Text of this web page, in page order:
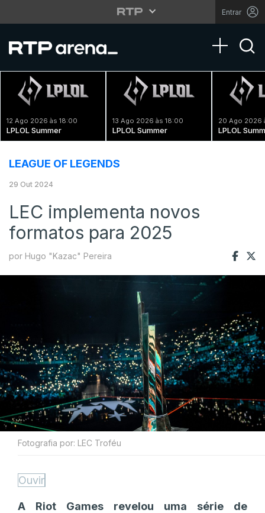
Entrar
Toggle
12 Ago 2026 às 18:00
LPLOL Summer
13 Ago 2026 às 18:00
LPLOL Summer
20 Ago 2026
LPLOL
LEAGUE OF LEGENDS
29 Out 2024
LEC implementa novos
formatos para 2025
por Hugo "Kazac" Pereira
Fotografia por: LEC Troféu
Ouvir
A Riot Games revelou uma série de